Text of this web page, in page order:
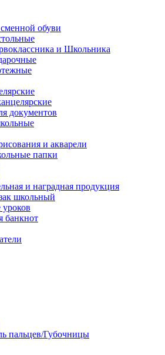
обуви
и Школьника
документов
и акварели
папки
и наградная продукция
школьный
уроков
банкнот
пальцев/Губочницы